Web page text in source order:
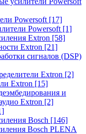
Powersoft [17]
Powersoft [1]
Extron [58]
Extron [21]
сигналов (DSP)
Extron [2]
Extron [15]
и
Extron [2]
Bosch [146]
Bosch PLENA